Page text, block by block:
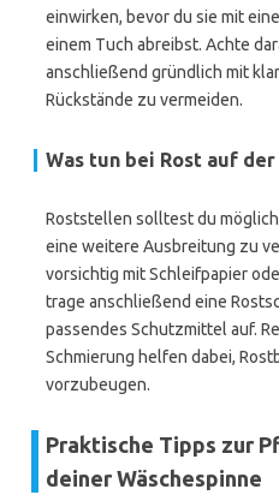
einwirken, bevor du sie mit
einem Tuch abreibst. Achte
anschließend gründlich mit
Rückstände zu vermeiden.
Was tun bei Rost auf der
Roststellen solltest du
eine weitere Ausbreitung zu
vorsichtig mit Schleifpapier
trage anschließend eine
passendes Schutzmittel auf.
Schmierung helfen dabei,
vorzubeugen.
Praktische Tipps zur
deiner Wäschespinne